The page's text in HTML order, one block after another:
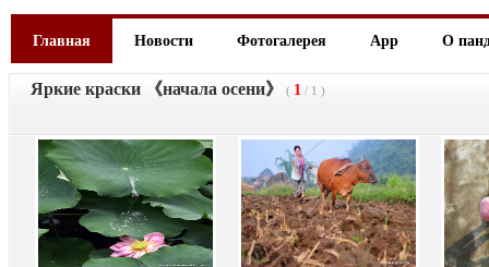
Главная Новости Фотогалерея App О
Яркие краски 《начала осени》 ( 1 / 1 )